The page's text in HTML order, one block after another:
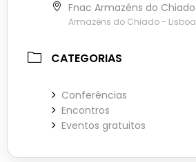
Fnac Armazéns do Chiado
Armazéns do Chiado - Lisboa
CATEGORIAS
Conferências
Encontros
Eventos gratuitos